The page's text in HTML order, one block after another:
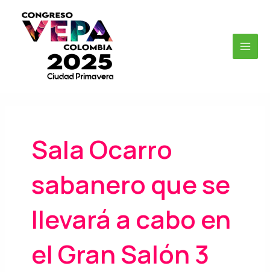
contenido
Sala Ocarro
sabanero que se
llevará a cabo en
el Gran Salón 3